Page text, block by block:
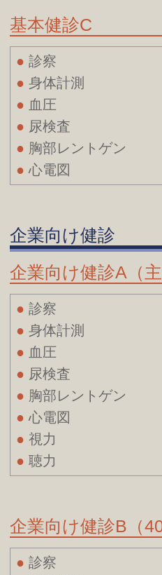
基本健診C
診察
身体計測
血圧
尿検査
胸部レントゲン
心電図
企業向け健診
企業向け健診A（
診察
身体計測
血圧
尿検査
胸部レントゲン
心電図
視力
聴力
企業向け健診B（
診察